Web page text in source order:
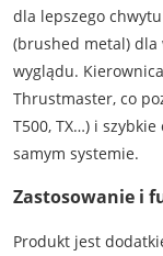
dla lepszego
(brushed metal) dla
wyglądu.
Thrustmaster, co
T500, TX…) i
samym systemie.
Zastosowanie i
Produkt jest